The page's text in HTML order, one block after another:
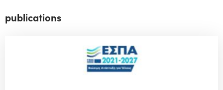
publications